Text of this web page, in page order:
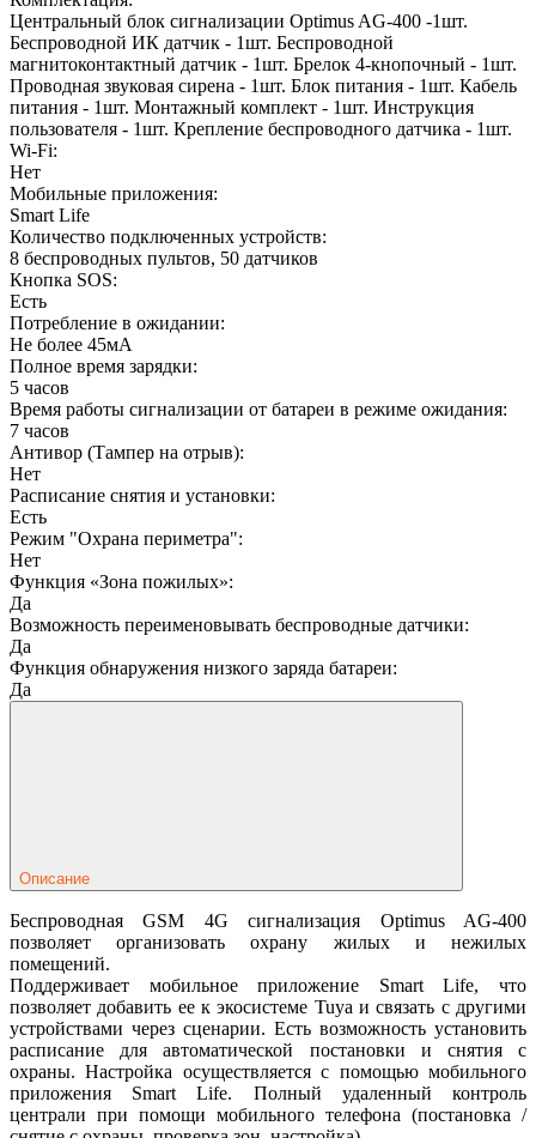
Центральный блок сигнализации Optimus AG-400 -1шт.
Беспроводной ИК датчик - 1шт. Беспроводной
магнитоконтактный датчик - 1шт. Брелок 4-кнопочный - 1шт.
Проводная звуковая сирена - 1шт. Блок питания - 1шт. Кабель
питания - 1шт. Монтажный комплект - 1шт. Инструкция
пользователя - 1шт. Крепление беспроводного датчика - 1шт.
Wi-Fi:
Нет
Мобильные приложения:
Smart Life
Количество подключенных устройств:
8 беспроводных пультов, 50 датчиков
Кнопка SOS:
Есть
Потребление в ожидании:
Не более 45мА
Полное время зарядки:
5 часов
Время работы сигнализации от батареи в режиме ожидания:
7 часов
Антивор (Тампер на отрыв):
Нет
Расписание снятия и установки:
Есть
Режим "Охрана периметра":
Нет
Функция «Зона пожилых»:
Да
Возможность переименовывать беспроводные датчики:
Да
Функция обнаружения низкого заряда батареи:
Да
Описание
Беспроводная GSM 4G сигнализация Optimus AG-400
позволяет организовать охрану жилых и нежилых
помещений.
Поддерживает мобильное приложение Smart Life, что
позволяет добавить ее к экосистеме Tuya и связать с другими
устройствами через сценарии. Есть возможность установить
расписание для автоматической постановки и снятия с
охраны. Настройка осуществляется с помощью мобильного
приложения Smart Life. Полный удаленный контроль
централи при помощи мобильного телефона (постановка /